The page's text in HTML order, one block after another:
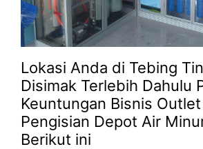
Lokasi Anda di Tebing
Disimak Terlebih Dahulu
Keuntungan Bisnis
Pengisian Depot Air
Berikut ini